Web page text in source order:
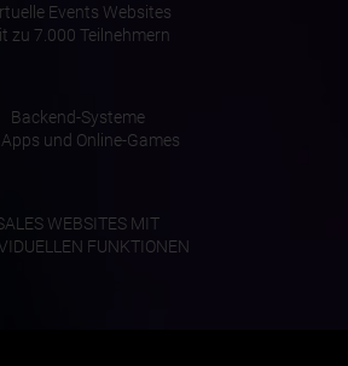
Events Websites
zu 7.000 Teilnehmern
Backend-Systeme
und Online-Games
WEBSITES MIT
FUNKTIONEN